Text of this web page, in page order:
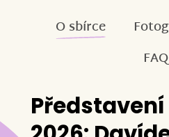
O sbírce
FAQ